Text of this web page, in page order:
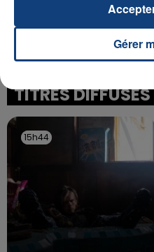
UNE ADOLESCENTE
OPÉRER DE LA
La famille a porté
reconnu sa
TITRES DIFFUSÉS
15h44
15h44
Gérer